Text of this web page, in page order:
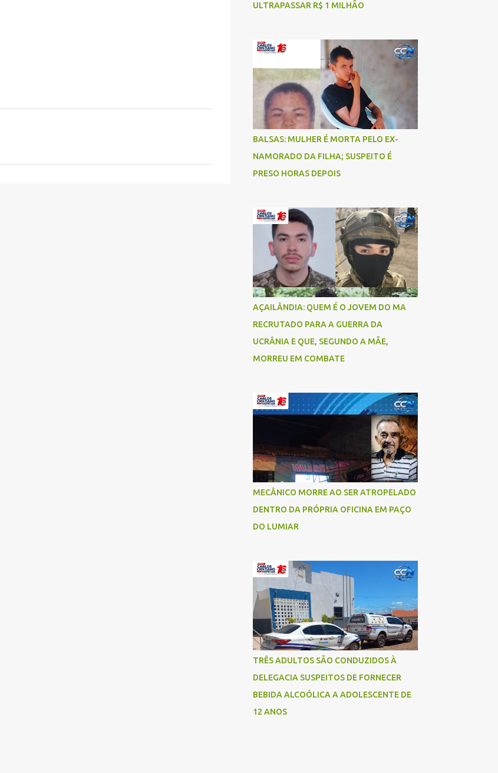
ULTRAPASSAR R$ 1 MILHÃO
BALSAS: MULHER É MORTA PELO EX-
NAMORADO DA FILHA; SUSPEITO É
PRESO HORAS DEPOIS
AÇAILÂNDIA: QUEM É O JOVEM DO MA
RECRUTADO PARA A GUERRA DA
UCRÂNIA E QUE, SEGUNDO A MÃE,
MORREU EM COMBATE
MECÂNICO MORRE AO SER ATROPELADO
DENTRO DA PRÓPRIA OFICINA EM PAÇO
DO LUMIAR
TRÊS ADULTOS SÃO CONDUZIDOS À
DELEGACIA SUSPEITOS DE FORNECER
BEBIDA ALCOÓLICA A ADOLESCENTE DE
12 ANOS